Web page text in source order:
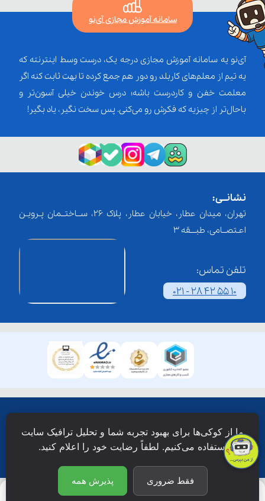
سامانه آموزش مجازی آی‌نو
آی‌نو یه سامانه آموزش مجازی درجه یک، درست وسط اینترنته که
یه تیم از معلم‌‌های کاربلد رو دور هم جمع کرده تا بهت ثابت کنه اگر
معلمت خفن و کاردرست باشه؛ درس خوندن خیلی آسون‌تر و
باحال‌تر از چیزیه که فکرش رو می‌کنی. پس سخت نگیر، یاد بگیر!
نشانــی:
تهران، میدان عطار، خیابان عطار، پلاک 26، ســاختــمان پـرویـن
اعـتصــامی، طبـــقه 3
تلفن تماس:
021 - 28 42 55 10
دانش نویان محفوظ است.
ما از کوکی‌ها برای بهبود تجربه شما و تحلیل ترافیک سایت
استفاده می‌کنیم. لطفاً رضایت خود را اعلام کنید.
فقط ضروری پذیرش همه